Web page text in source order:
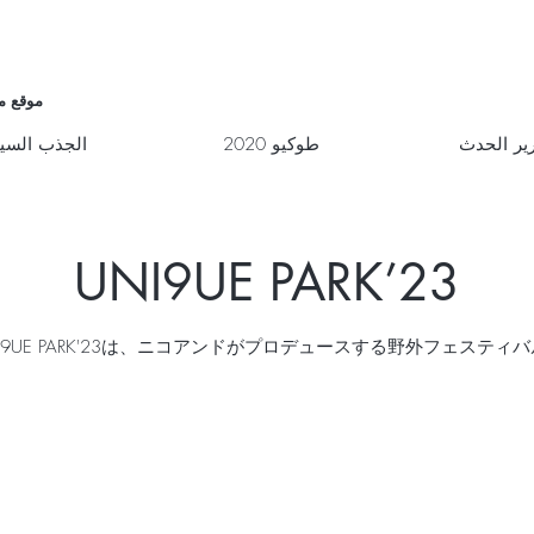
موقع
الجذب طوكيو 2020 الحدث
UNI9UE PARK’23
PARK'23は、ニコアンドがプロデュースする野外フェスティバ